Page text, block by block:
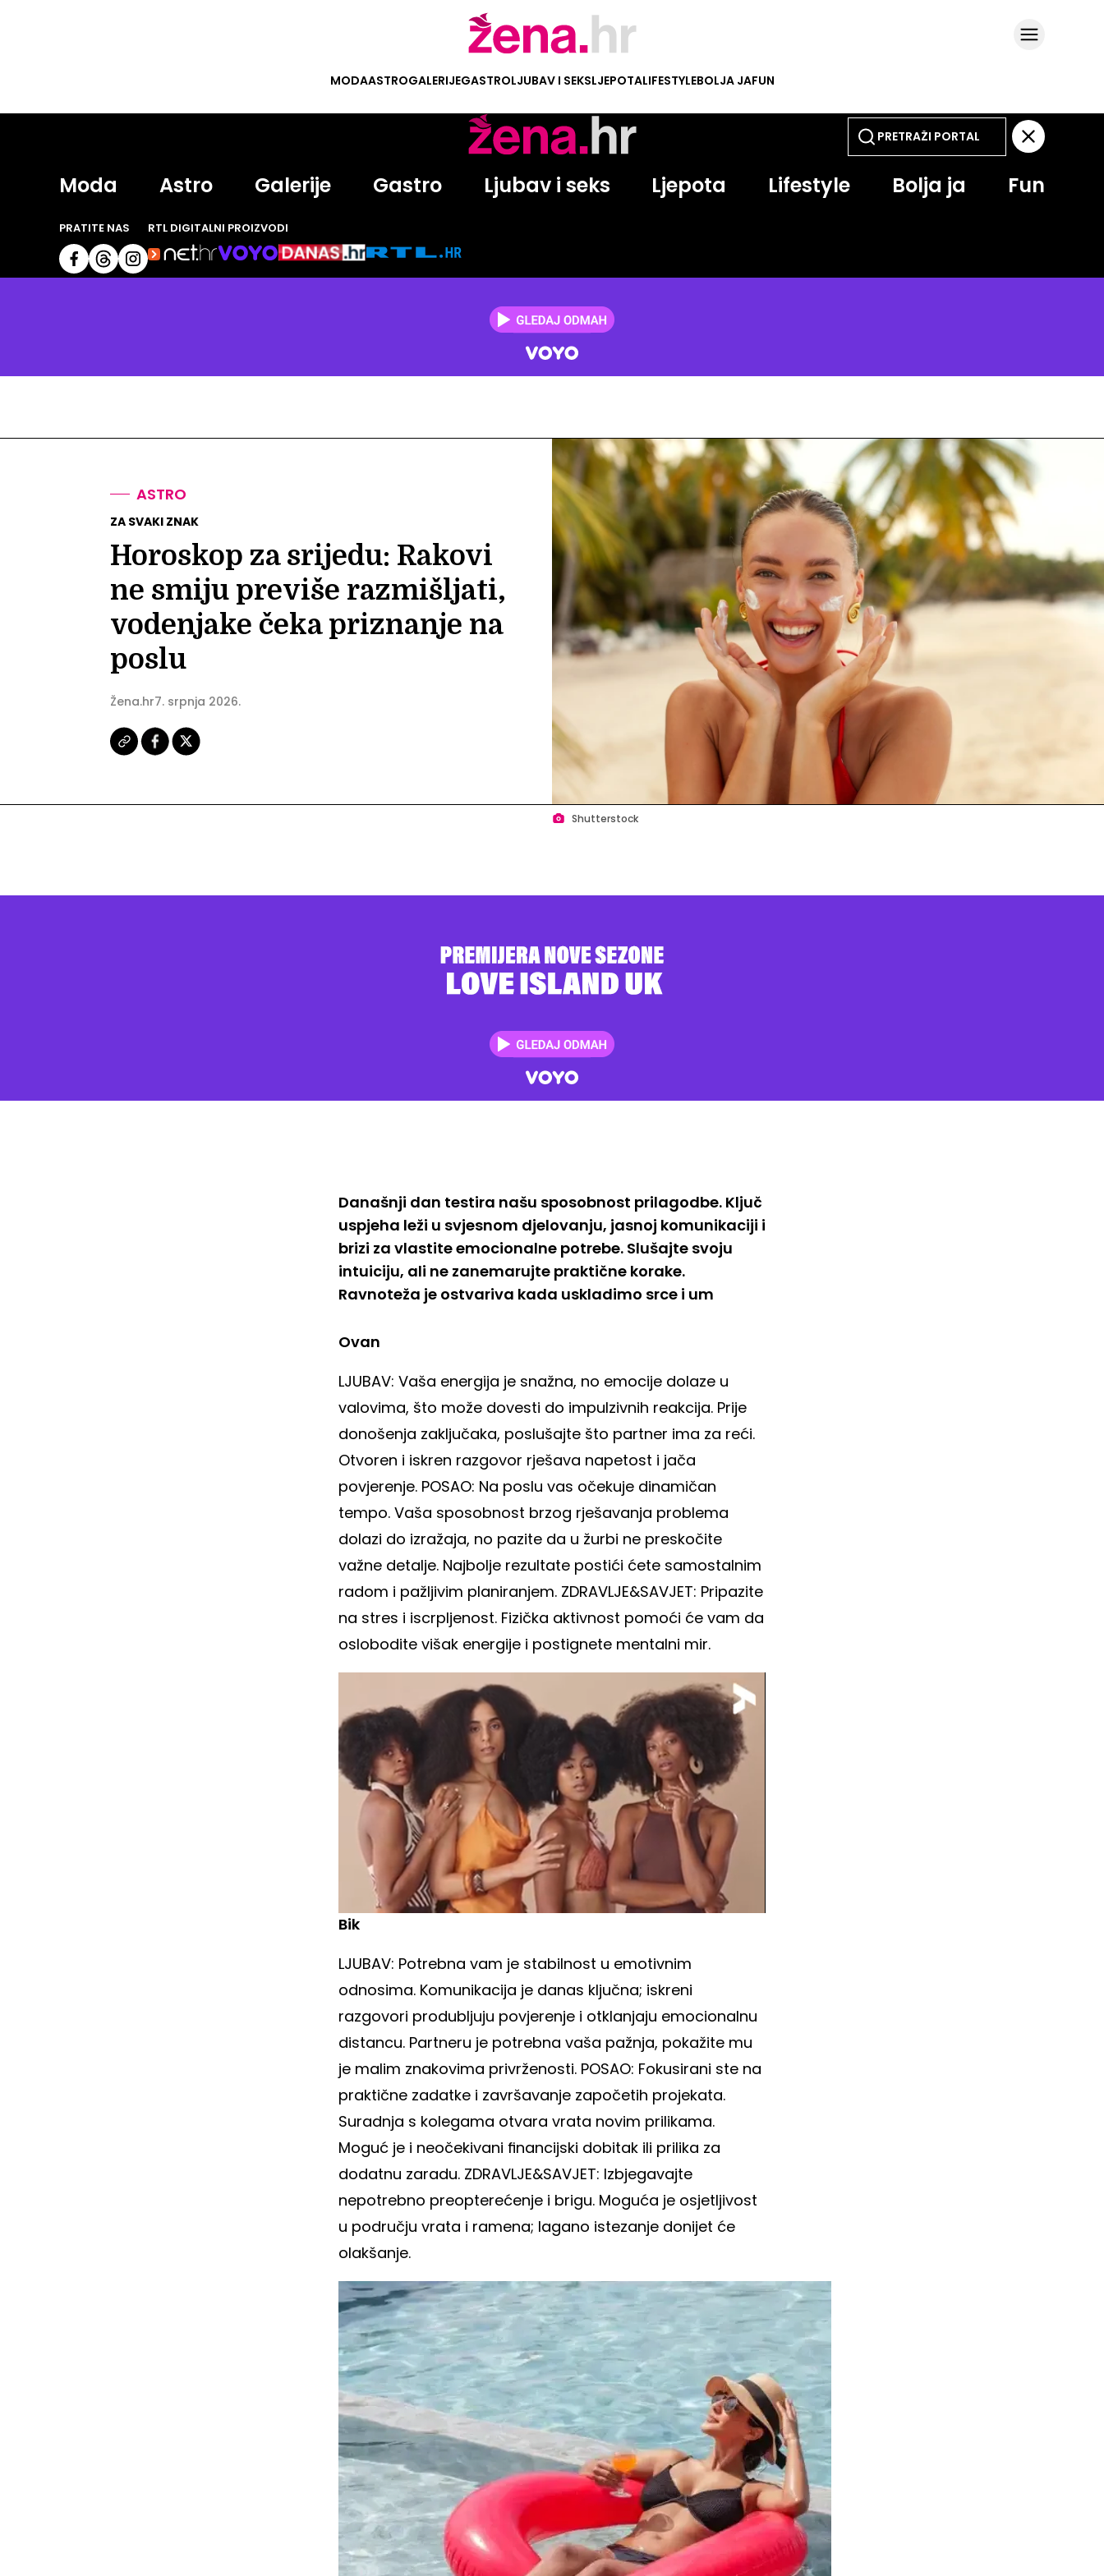
MODAASTROGALERIJEGASTROLJUBAV I SEKSLJEPOTALIFESTYLEBOLJA JAFUN
Moda Astro Galerije Gastro Ljubav i seks Ljepota Lifestyle Bolja ja Fun
PRATITE NAS RTL DIGITALNI PROIZVODI
ASTRO
ZA SVAKI ZNAK
Horoskop za srijedu: Rakovi
ne smiju previše razmišljati,
vodenjake čeka priznanje na
poslu
Žena.hr7. srpnja 2026.
Shutterstock
Današnji dan testira našu sposobnost prilagodbe. Ključ
uspjeha leži u svjesnom djelovanju, jasnoj komunikaciji i
brizi za vlastite emocionalne potrebe. Slušajte svoju
intuiciju, ali ne zanemarujte praktične korake.
Ravnoteža je ostvariva kada uskladimo srce i um
Ovan
LJUBAV: Vaša energija je snažna, no emocije dolaze u
valovima, što može dovesti do impulzivnih reakcija. Prije
donošenja zaključaka, poslušajte što partner ima za reći.
Otvoren i iskren razgovor rješava napetost i jača
povjerenje. POSAO: Na poslu vas očekuje dinamičan
tempo. Vaša sposobnost brzog rješavanja problema
dolazi do izražaja, no pazite da u žurbi ne preskočite
važne detalje. Najbolje rezultate postići ćete samostalnim
radom i pažljivim planiranjem. ZDRAVLJE&SAVJET: Pripazite
na stres i iscrpljenost. Fizička aktivnost pomoći će vam da
oslobodite višak energije i postignete mentalni mir.
Bik
LJUBAV: Potrebna vam je stabilnost u emotivnim
odnosima. Komunikacija je danas ključna; iskreni
razgovori produbljuju povjerenje i otklanjaju emocionalnu
distancu. Partneru je potrebna vaša pažnja, pokažite mu
je malim znakovima privrženosti. POSAO: Fokusirani ste na
praktične zadatke i završavanje započetih projekata.
Suradnja s kolegama otvara vrata novim prilikama.
Moguć je i neočekivani financijski dobitak ili prilika za
dodatnu zaradu. ZDRAVLJE&SAVJET: Izbjegavajte
nepotrebno preopterećenje i brigu. Moguća je osjetljivost
u području vrata i ramena; lagano istezanje donijet će
olakšanje.